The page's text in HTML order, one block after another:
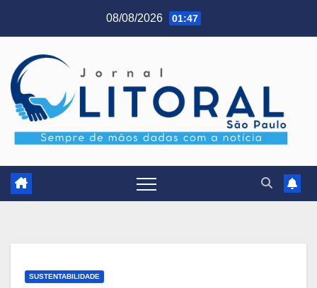
08/08/2026 01:47
SUSTENTABILIDADE